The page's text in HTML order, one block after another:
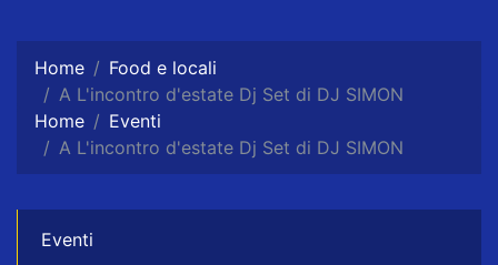
Home
Food e locali
A L'incontro d'estate Dj Set di DJ SIMON
Home
Eventi
A L'incontro d'estate Dj Set di DJ SIMON
Eventi